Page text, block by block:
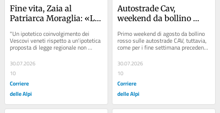
Fine vita, Zaia al
Patriarca Moraglia: «Le
negare il suicidio
assistito»
"Un ipotetico coinvolgimento dei
Vescovi veneti rispetto a un'ipotetica
proposta di legge regionale non
potrebbe comunque produrre alcun...
30.07.2026
10
Corriere
delle Alpi
Autostrade Cav,
weekend da bollino
veicoli in Veneto
Primo weekend di agosto da bollino
rosso sulle autostrade CAV, tuttavia,
come per i fine settimana precedenti,
senza particolari disagi previsti. Per...
30.07.2026
10
Corriere
delle Alpi